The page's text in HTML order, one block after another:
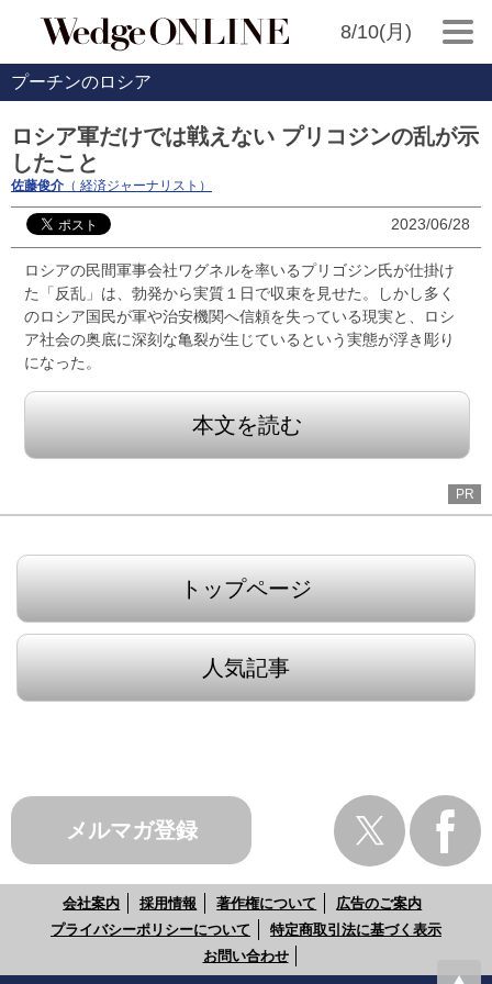
8/10(月)
プーチンのロシア
ロシア軍だけでは戦えない プリコジンの乱が示
したこと
佐藤俊介 （ 経済ジャーナリスト）
2023/06/28
ロシアの民間軍事会社ワグネルを率いるプリゴジン氏が仕掛け
た「反乱」は、勃発から実質１日で収束を見せた。しかし多く
のロシア国民が軍や治安機関へ信頼を失っている現実と、ロシ
ア社会の奥底に深刻な亀裂が生じているという実態が浮き彫り
になった。
本文を読む
PR
トップページ
人気記事
メルマガ登録
会社案内 採用情報 著作権について
広告のご案内
プライバシーポリシーについて
特定商取引法に基づく表示
お問い合わせ